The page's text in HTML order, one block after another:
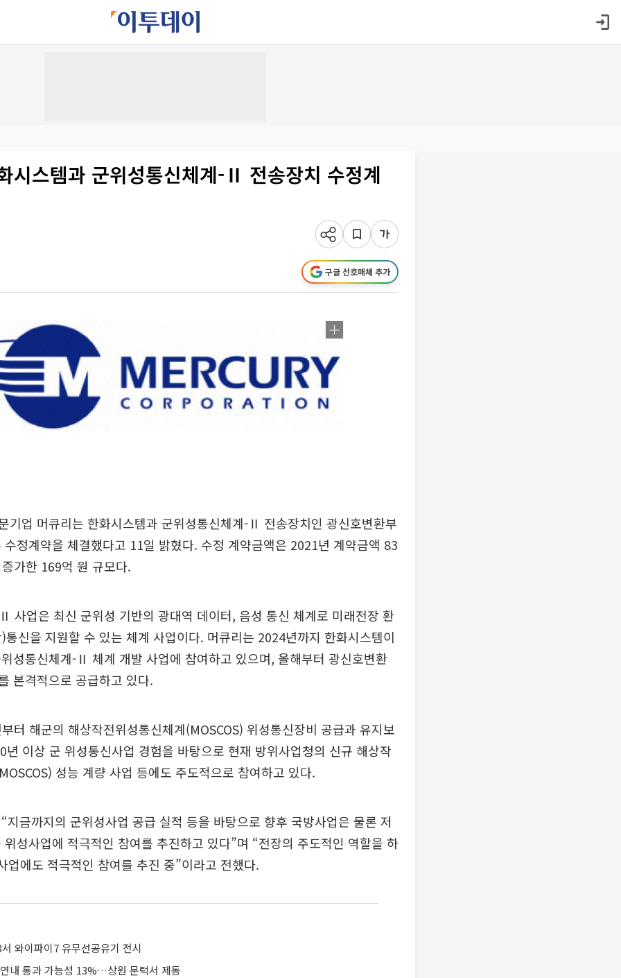
시스템과 군위성통신체계-Ⅱ 전송장치 수정계
구글 선호매체 추가
기업 머큐리는 한화시스템과 군위성통신체계-Ⅱ 전송장치인 광신호변환부
정계약을 체결했다고 11일 밝혔다. 수정 계약금액은 2021년 계약금액 83
가한 169억 원 규모다.
사업은 최신 군위성 기반의 광대역 데이터, 음성 통신 체계로 미래전장 환
통신을 지원할 수 있는 체계 사업이다. 머큐리는 2024년까지 한화시스템이
성통신체계-Ⅱ 체계 개발 사업에 참여하고 있으며, 올해부터 광신호변환
본격적으로 공급하고 있다.
터 해군의 해상작전위성통신체계(MOSCOS) 위성통신장비 공급과 유지보
년 이상 군 위성통신사업 경험을 바탕으로 현재 방위사업청의 신규 해상작
성능 계량 사업 등에도 주도적으로 참여하고 있다.
지금까지의 군위성사업 공급 실적 등을 바탕으로 향후 국방사업은 물론 저
성사업에 적극적인 참여를 추진하고 있다”며 “전장의 주도적인 역할을 하
업에도 적극적인 참여를 추진 중”이라고 전했다.
와이파이7 유무선공유기 전시
내 통과 가능성 13%…상원 문턱서 제동